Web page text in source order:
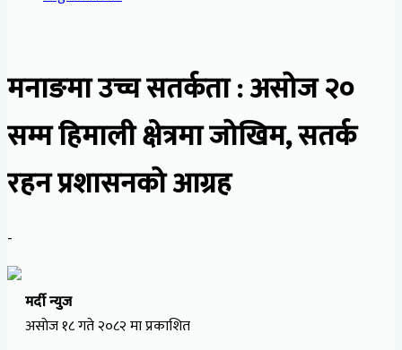
मनाङमा उच्च सतर्कता : असोज २०
सम्म हिमाली क्षेत्रमा जोखिम, सतर्क
रहन प्रशासनको आग्रह
-
मर्दी न्युज
असाेज १८ गते २०८२ मा प्रकाशित